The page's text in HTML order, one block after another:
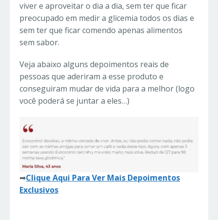
viver e aproveitar o dia a dia, sem ter que ficar
preocupado em medir a glicemia todos os dias e
sem ter que ficar comendo apenas alimentos
sem sabor.
Veja abaixo alguns depoimentos reais de
pessoas que aderiram a esse produto e
conseguiram mudar de vida para a melhor (logo
você poderá se juntar a eles…)
➡Clique Aqui Para Ver Mais Depoimentos
Exclusivos